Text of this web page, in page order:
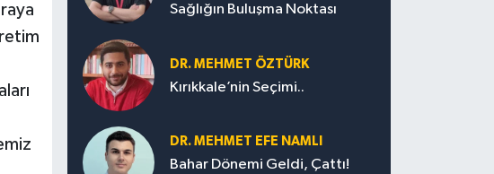
Sağlığın Buluşma Noktası
DR. MEHMET ÖZTÜRK
Kırıkkale’nin Seçimi..
DR. MEHMET EFE NAMLI
Bahar Dönemi Geldi, Çattı!